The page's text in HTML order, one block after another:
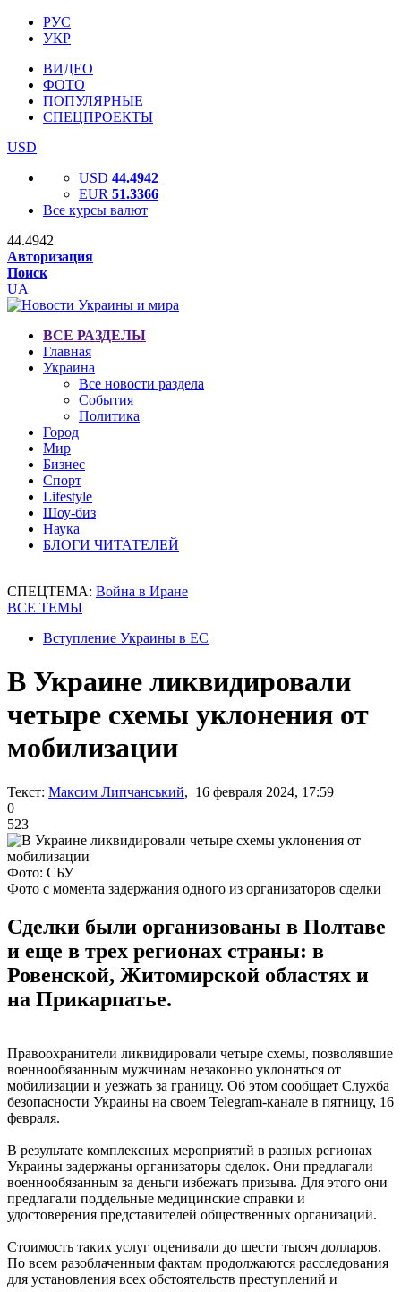
РУС
УКР
ВИДЕО
ФОТО
ПОПУЛЯРНЫЕ
СПЕЦПРОЕКТЫ
USD
USD 44.4942
EUR 51.3366
Все курсы валют
44.4942
Авторизация
Поиск
UA
ВСЕ РАЗДЕЛЫ
Главная
Украина
Все новости раздела
События
Политика
Город
Мир
Бизнес
Спорт
Lifestyle
Шоу-биз
Наука
БЛОГИ ЧИТАТЕЛЕЙ
СПЕЦТЕМА: Война в Иране
ВСЕ ТЕМЫ
Вступление Украины в ЕС
В Украине ликвидировали
четыре схемы уклонения от
мобилизации
Текст: Максим Липчанський, 16 февраля 2024, 17:59
0
523
Фото: СБУ
Фото с момента задержания одного из организаторов сделки
Сделки были организованы в Полтаве
и еще в трех регионах страны: в
Ровенской, Житомирской областях и
на Прикарпатье.
Правоохранители ликвидировали четыре схемы, позволявшие
военнообязанным мужчинам незаконно уклоняться от
мобилизации и уезжать за границу. Об этом сообщает Служба
безопасности Украины на своем Telegram-канале в пятницу, 16
февраля.
В результате комплексных мероприятий в разных регионах
Украины задержаны организаторы сделок. Они предлагали
военнообязанным за деньги избежать призыва. Для этого они
предлагали поддельные медицинские справки и
удостоверения представителей общественных организаций.
Стоимость таких услуг оценивали до шести тысяч долларов.
По всем разоблаченным фактам продолжаются расследования
для установления всех обстоятельств преступлений и